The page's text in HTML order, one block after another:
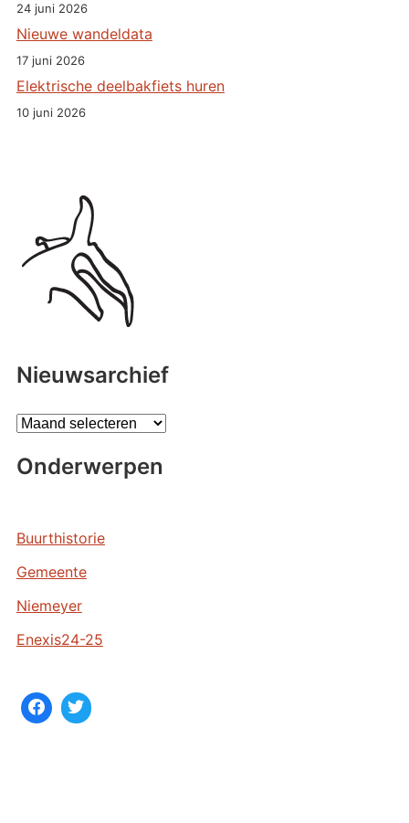
24 juni 2026
Nieuwe wandeldata
17 juni 2026
Elektrische deelbakfiets huren
10 juni 2026
Nieuwsarchief
A
c
e
e
n
Onderwerpen
Buurthistorie
Gemeente
Niemeyer
Enexis24-25